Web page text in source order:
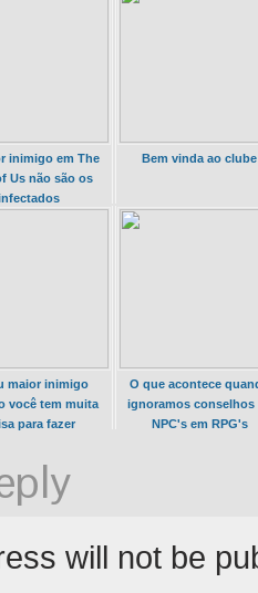
inimigo em The
Us não são os
Bem vinda ao clube
maior inimigo
você tem muita
para fazer
O que acontece
ignoramos conselhos
NPC's em RPG's
will not be